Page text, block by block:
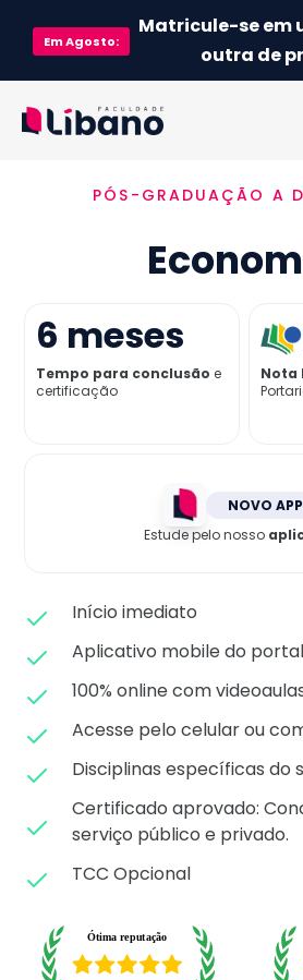
EmAgosto:
Matricule-se em
outra de
Ementa
Como funciona
Credenciamento MEC
Preço
PÓS-GRADUAÇÃO A
6 meses
Tempo para conclusão e
certificação
Nota
NOVO APP
Estude pelo nosso
Início imediato
Aplicativo mobile do
100% online com
Acesse pelo celular ou
Disciplinas específicas do
Certificado aprovado: C
serviço público e privado.
TCC Opcional